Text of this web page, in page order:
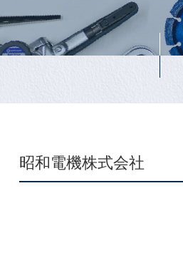
昭和電機株式会社